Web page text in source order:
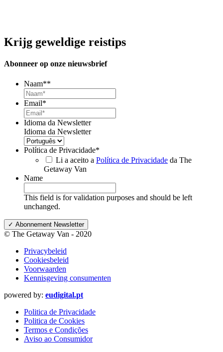
Krijg geweldige reistips
Abonneer op onze nieuwsbrief
Naam**
Email*
Idioma da Newsletter
Idioma da Newsletter
Política de Privacidade*
Li a aceito a Política de Privacidade da The
Getaway Van
Name
This field is for validation purposes and should be left
unchanged.
© The Getaway Van - 2020
Privacybeleid
Cookiesbeleid
Voorwaarden
Kennisgeving consumenten
powered by: eudigital.pt
Politica de Privacidade
Politica de Cookies
Termos e Condições
Aviso ao Consumidor